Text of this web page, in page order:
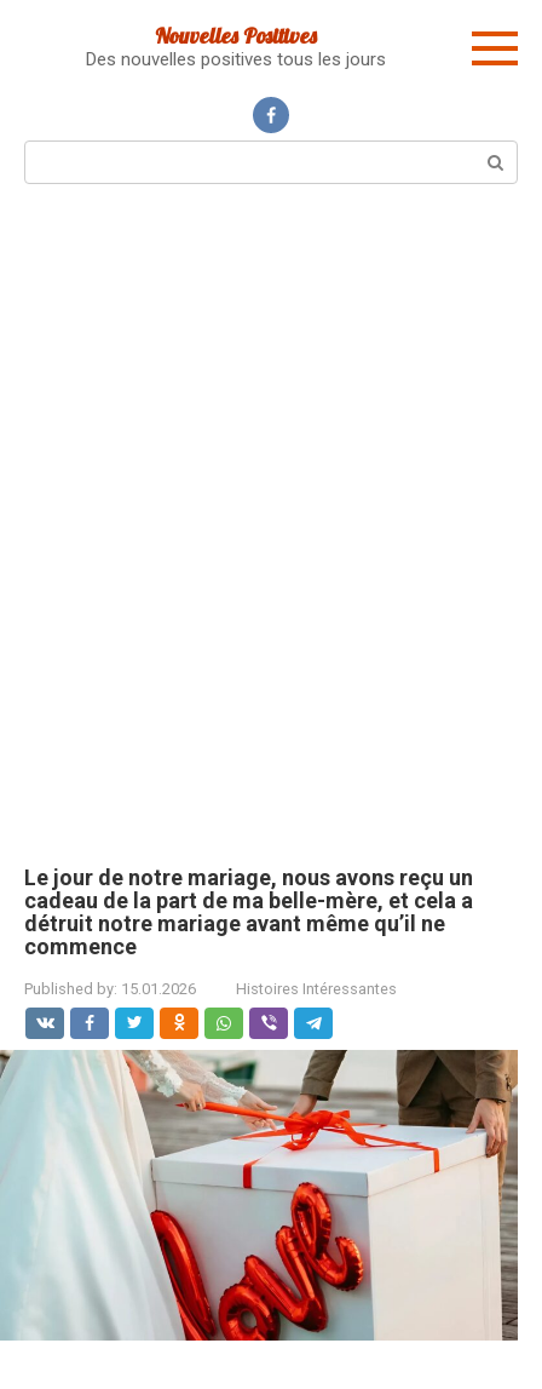
Nouvelles Positives
Des nouvelles positives tous les jours
Le jour de notre mariage, nous avons reçu un
cadeau de la part de ma belle-mère, et cela a
détruit notre mariage avant même qu’il ne
commence
Published by: 15.01.2026 Histoires Intéressantes